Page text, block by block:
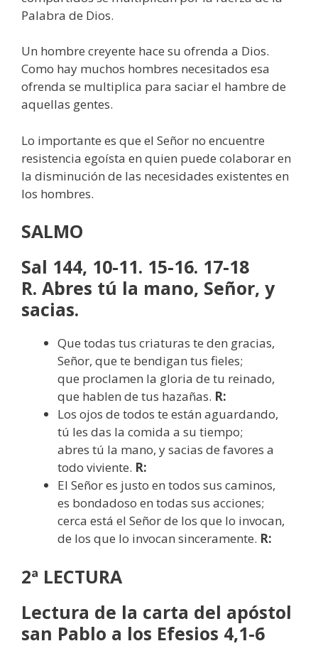
Palabra de Dios.
Un hombre creyente hace su ofrenda a Dios.
Como hay muchos hombres necesitados esa
ofrenda se multiplica para saciar el hambre de
aquellas gentes.
Lo importante es que el Señor no encuentre
resistencia egoísta en quien puede colaborar en
la disminución de las necesidades existentes en
los hombres.
SALMO
Sal 144, 10-11. 15-16. 17-18
R. Abres tú la mano, Señor, y
sacias.
Que todas tus criaturas te den gracias,
Señor, que te bendigan tus fieles;
que proclamen la gloria de tu reinado,
que hablen de tus hazañas. R:
Los ojos de todos te están aguardando,
tú les das la comida a su tiempo;
abres tú la mano, y sacias de favores a
todo viviente. R:
El Señor es justo en todos sus caminos,
es bondadoso en todas sus acciones;
cerca está el Señor de los que lo invocan,
de los que lo invocan sinceramente. R:
2ª LECTURA
Lectura de la carta del apóstol
san Pablo a los Efesios 4,1-6